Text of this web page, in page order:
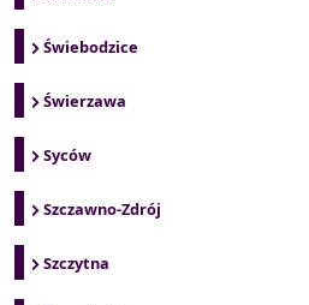
Świebodzice
Świerzawa
Syców
Szczawno-Zdrój
Szczytna